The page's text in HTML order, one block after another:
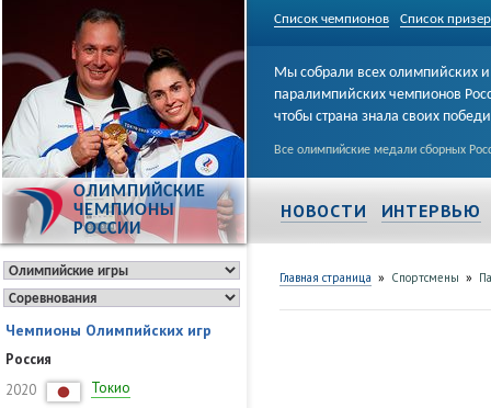
Список чемпионов Список
ОЛИМПИЙСКИЕ
ЧЕМПИОНЫ
РОССИИ
Мы собрали всех олимпийских и
паралимпийских чемпионов
чтобы страна знала своих
Все олимпийские медали сборных
НОВОСТИ ИНТЕРВЬЮ
Чемпионы Олимпийских игр
Россия
2020
Токио
Главная страница » Спортсмены »